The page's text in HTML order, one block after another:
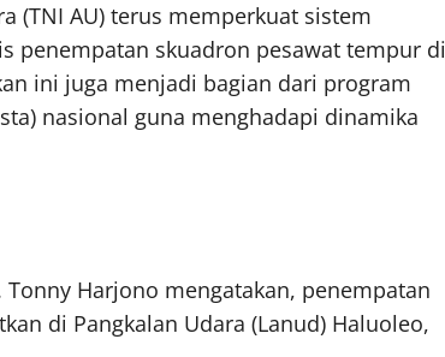
(TNI AU) terus memperkuat sistem
penempatan skuadron pesawat tempur di
ini juga menjadi bagian dari program
nasional guna menghadapi dinamika
Tonny Harjono mengatakan, penempatan
di Pangkalan Udara (Lanud) Haluoleo,